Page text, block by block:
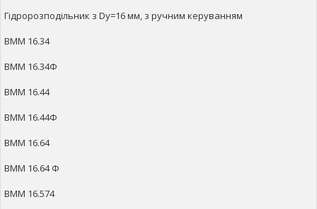
Гідророзподільник з Dy=16 мм, з ручним керуванням
ВММ 16.34
ВММ 16.34Ф
ВММ 16.44
ВММ 16.44Ф
ВММ 16.64
ВММ 16.64 Ф
ВММ 16.574